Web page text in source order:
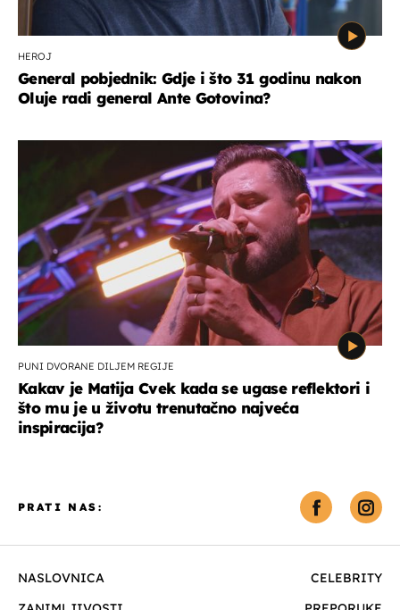
HEROJ
General pobjednik: Gdje i što 31 godinu nakon
Oluje radi general Ante Gotovina?
PUNI DVORANE DILJEM REGIJE
Kakav je Matija Cvek kada se ugase reflektori i
što mu je u životu trenutačno najveća
inspiracija?
NASLOVNICA
CELEBRITY
PRATI NAS: